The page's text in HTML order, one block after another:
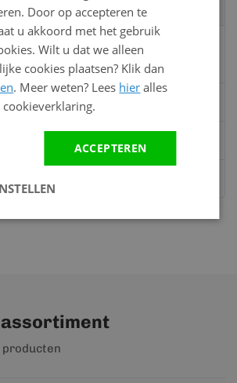
uur
assortiment
producten
Door op accepteren te
u akkoord met het gebruik
Wilt u dat we alleen
cookies plaatsen? Klik dan
. Meer weten? Lees hier alles
cookieverklaring.
ACCEPTEREN